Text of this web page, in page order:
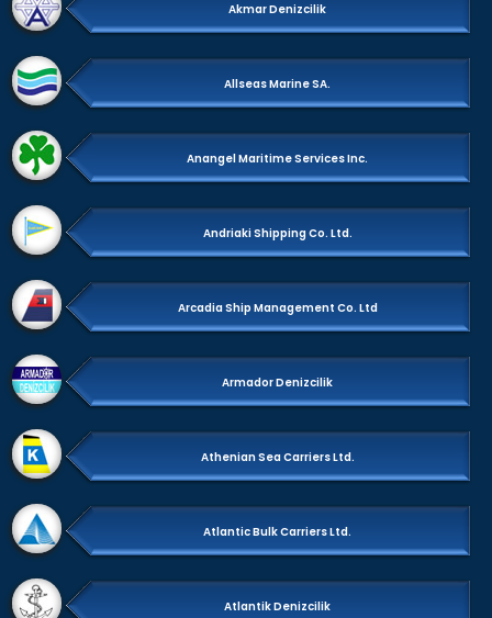
Akmar Denizcilik
Allseas Marine SA.
Anangel Maritime Services Inc.
Andriaki Shipping Co. Ltd.
Arcadia Ship Management Co. Ltd
Armador Denizcilik
Athenian Sea Carriers Ltd.
Atlantic Bulk Carriers Ltd.
Atlantik Denizcilik